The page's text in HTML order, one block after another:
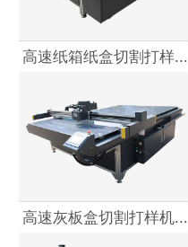
高速纸箱纸盒切割打样...
高速灰板盒切割打样机...